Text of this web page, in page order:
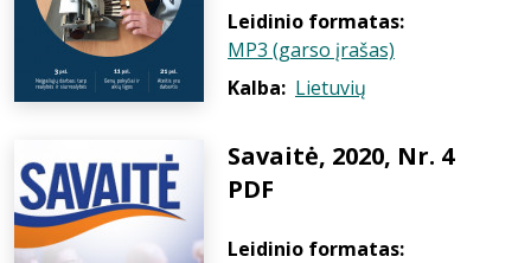
Leidinio formatas:
MP3 (garso įrašas)
Kalba: Lietuvių
Savaitė, 2020, Nr. 4
PDF
Leidinio formatas: